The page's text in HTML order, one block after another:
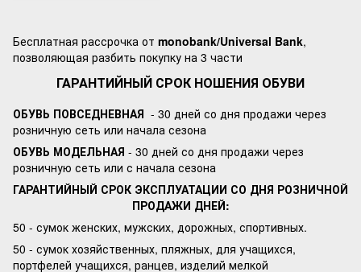
Бесплатная рассрочка от monobank/Universal Bank,
позволяющая разбить покупку на 3 части
ГАРАНТИЙНЫЙ СРОК НОШЕНИЯ ОБУВИ
ОБУВЬ ПОВСЕДНЕВНАЯ - 30 дней со дня продажи через
розничную сеть или начала сезона
ОБУВЬ МОДЕЛЬНАЯ - 30 дней со дня продажи через
розничную сеть или с начала сезона
ГАРАНТИЙНЫЙ СРОК ЭКСПЛУАТАЦИИ СО ДНЯ РОЗНИЧНОЙ
ПРОДАЖИ ДНЕЙ:
50 - сумок женских, мужских, дорожных, спортивных.
50 - сумок хозяйственных, пляжных, для учащихся,
портфелей учащихся, ранцев, изделий мелкой